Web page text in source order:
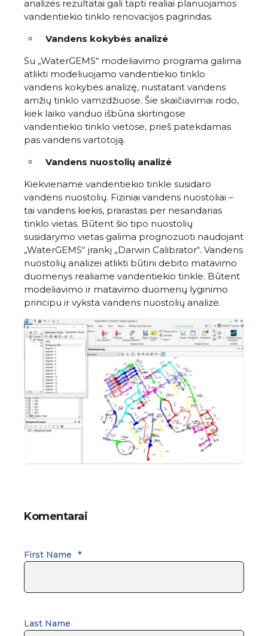
analizės rezultatai gali tapti realiai planuojamos
vandentiekio tinklo renovacijos pagrindas.
Vandens kokybės analizė
Su „WaterGEMS“ modeliavimo programa galima
atlikti modeliuojamo vandentiekio tinklo
vandens kokybės analizę, nustatant vandens
amžių tinklo vamzdžiuose. Šie skaičiavimai rodo,
kiek laiko vanduo išbūna skirtingose
vandentiekio tinklo vietose, prieš patekdamas
pas vandens vartotoją.
Vandens nuostolių analizė
Kiekviename vandentiekio tinkle susidaro
vandens nuostolių. Fiziniai vandens nuostoliai –
tai vandens kiekis, prarastas per nesandarias
tinklo vietas. Būtent šio tipo nuostolių
susidarymo vietas galima prognozuoti naudojant
„WaterGEMS“ įrankį „Darwin Calibrator“. Vandens
nuostolių analizei atlikti būtini debito matavimo
duomenys realiame vandentiekio tinkle. Būtent
modeliavimo ir matavimo duomenų lyginimo
principu ir vyksta vandens nuostolių analizė.
Komentarai
First Name *
Last Name